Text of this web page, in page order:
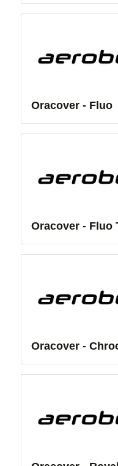
Oracover - Fluo
Oracover - Fluo
Oracover -